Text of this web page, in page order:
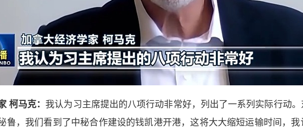
柯马克： 我认为习主席提出的八项行动非常好，列出了一系列实际行动
鲁，我们看到了中秘合作建设的钱凯港开港，这将大大缩短运输时间，